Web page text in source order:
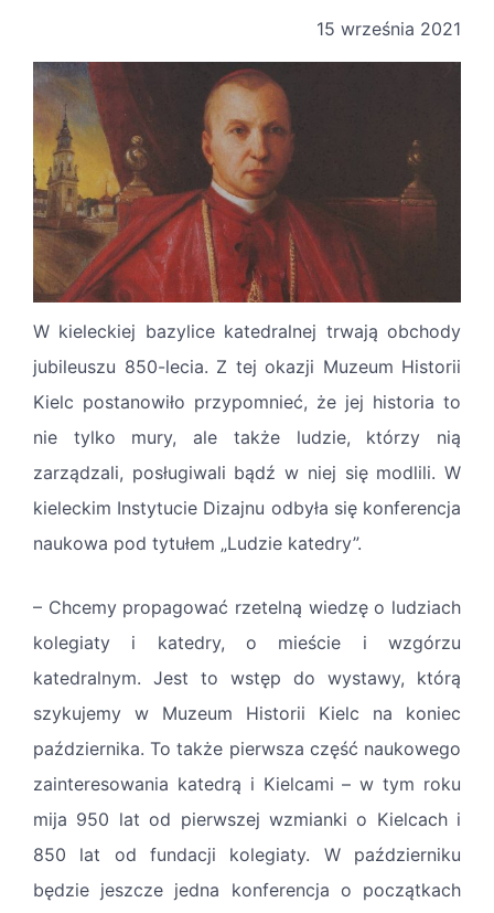
15 września 2021
W kieleckiej bazylice katedralnej trwają obchody
jubileuszu 850-lecia. Z tej okazji Muzeum Historii
Kielc postanowiło przypomnieć, że jej historia to
nie tylko mury, ale także ludzie, którzy nią
zarządzali, posługiwali bądź w niej się modlili. W
kieleckim Instytucie Dizajnu odbyła się konferencja
naukowa pod tytułem „Ludzie katedry”.
– Chcemy propagować rzetelną wiedzę o ludziach
kolegiaty i katedry, o mieście i wzgórzu
katedralnym. Jest to wstęp do wystawy, którą
szykujemy w Muzeum Historii Kielc na koniec
października. To także pierwsza część naukowego
zainteresowania katedrą i Kielcami – w tym roku
mija 950 lat od pierwszej wzmianki o Kielcach i
850 lat od fundacji kolegiaty. W październiku
będzie jeszcze jedna konferencja o początkach